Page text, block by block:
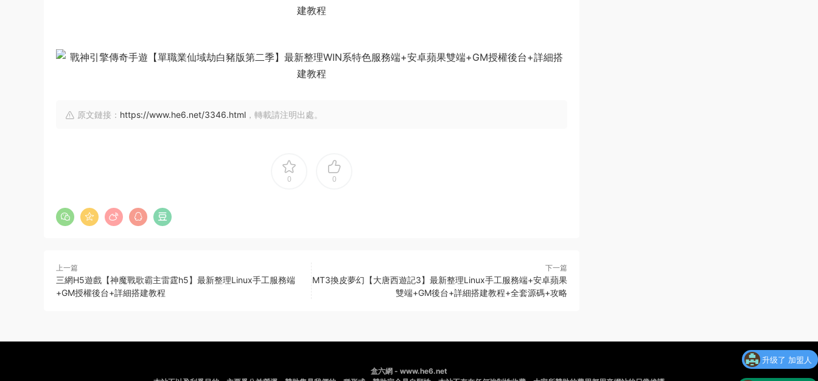
原文鏈接： https://www.he6.net/3346.html ，轉載請注明出處。
0 0
上一篇
三網H5遊戲【神魔戰歌霸主雷霆h5】最新整理Linux手工服務端
+GM授權後台+詳細搭建教程
下一篇
MT3換皮夢幻【大唐西遊記3】最新整理Linux手工服務端+安卓蘋果
雙端+GM後台+詳細搭建教程+全套源碼+攻略
盒六網 - www.he6.net
升级了 加盟人